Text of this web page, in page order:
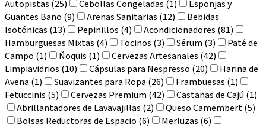
Autopistas (25)
Cebollas Congeladas (1)
Esponjas y
Guantes Baño (9)
Arenas Sanitarias (12)
Bebidas
Isotónicas (13)
Pepinillos (4)
Acondicionadores (81)
Hamburguesas Mixtas (4)
Tocinos (3) Sérum (3)
Paté de
Campo (1)
Ñoquis (1)
Cervezas Artesanales (42)
Limpiavidrios (10)
Cápsulas para Nespresso (20)
Harina de
Avena (1)
Suavizantes para Ropa (26)
Frambuesas (1)
Fetuccinis (5)
Cervezas Premium (42)
Castañas de Cajú (1)
Abrillantadores de Lavavajillas (2)
Queso Camembert (5)
Bolsas Reductoras de Espacio (6)
Merluzas (6)